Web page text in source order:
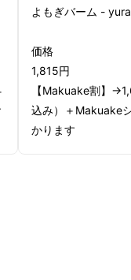
粧水 -yona-
ーム -yura-
り、香り・肌
が嬉しくなる
行ってまいり
よもぎバーム -
価格
1,815円
【Makuake割】
込み）＋Makuake
かります